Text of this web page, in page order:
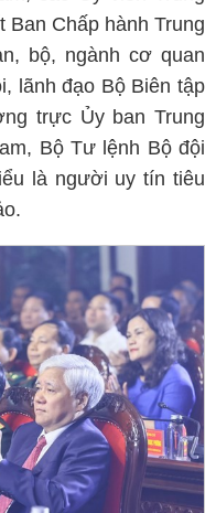
Chấp hành Trung
bộ, ngành cơ quan
lãnh đạo Bộ Biên tập
trực Ủy ban Trung
Bộ Tư lệnh Bộ đội
là người uy tín tiêu